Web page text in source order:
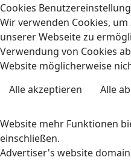
Cookies
Wir verwenden Cookies,
unserer Webseite zu
Verwendung von Cookies
Website möglicherweise
Alle akzeptieren
Alle
Website mehr Funktionen
einschließen.
Advertiser's website domain